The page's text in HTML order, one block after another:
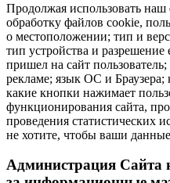
Продолжая использовать наш
обработку файлов cookie,
о местоположении; тип и
тип устройства и разрешение
пришел на сайт
рекламе; язык ОС и Браузера;
какие кнопки нажимает
функционирования сайта,
проведения статистических
не хотите, чтобы ваши
Администрация Сайта